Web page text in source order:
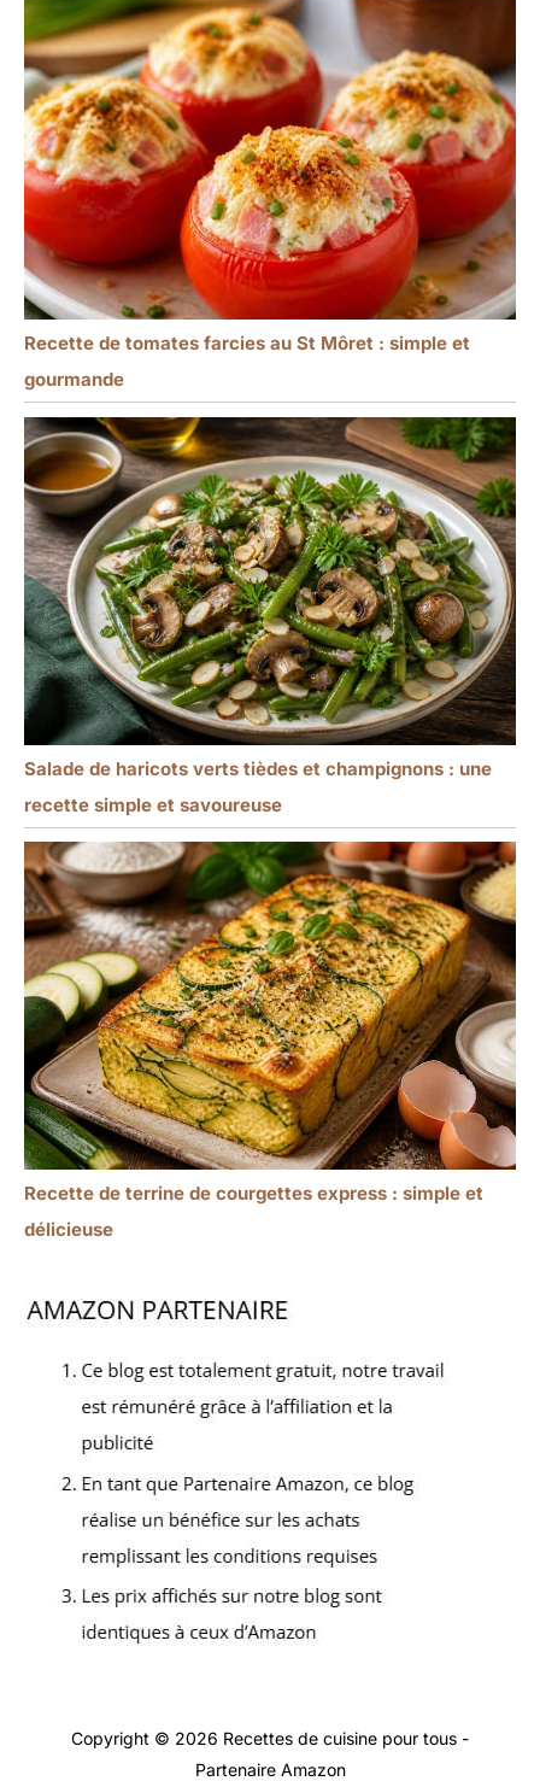
Recette de tomates farcies au St Môret : simple et
gourmande
Salade de haricots verts tièdes et champignons : une
recette simple et savoureuse
Recette de terrine de courgettes express : simple et
délicieuse
Copyright © 2026 Recettes de cuisine pour tous -
Partenaire Amazon